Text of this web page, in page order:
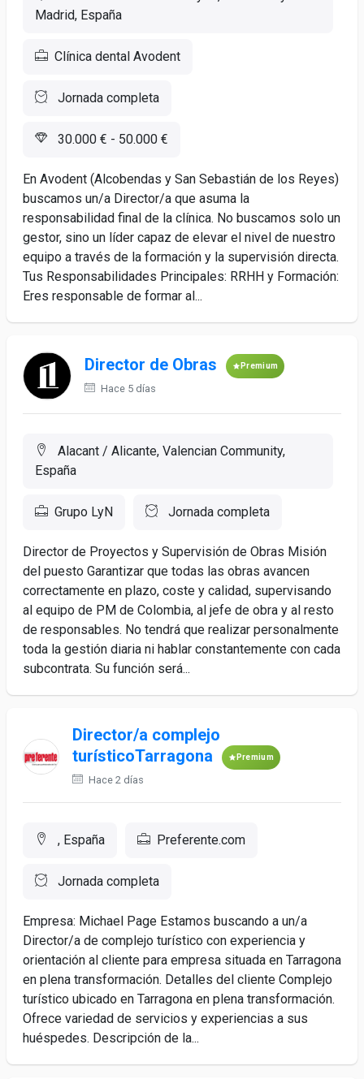
Madrid, España
Clínica dental Avodent
Jornada completa
30.000 € - 50.000 €
En Avodent (Alcobendas y San Sebastián de los Reyes)
buscamos un/a Director/a que asuma la
responsabilidad final de la clínica. No buscamos solo un
gestor, sino un líder capaz de elevar el nivel de nuestro
equipo a través de la formación y la supervisión directa.
Tus Responsabilidades Principales: RRHH y Formación:
Eres responsable de formar al...
Director de Obras Premium
Hace 5 días
Alacant / Alicante, Valencian Community,
España
Grupo LyN Jornada completa
Director de Proyectos y Supervisión de Obras Misión
del puesto Garantizar que todas las obras avancen
correctamente en plazo, coste y calidad, supervisando
al equipo de PM de Colombia, al jefe de obra y al resto
de responsables. No tendrá que realizar personalmente
toda la gestión diaria ni hablar constantemente con cada
subcontrata. Su función será...
Director/a complejo
turísticoTarragona
Premium
Hace 2 días
, España Preferente.com
Jornada completa
Empresa: Michael Page Estamos buscando a un/a
Director/a de complejo turístico con experiencia y
orientación al cliente para empresa situada en Tarragona
en plena transformación. Detalles del cliente Complejo
turístico ubicado en Tarragona en plena transformación.
Ofrece variedad de servicios y experiencias a sus
huéspedes. Descripción de la...